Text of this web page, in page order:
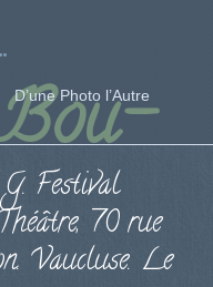
D’une Photo l’Autre
Festival
70 rue
Vaucluse. Le